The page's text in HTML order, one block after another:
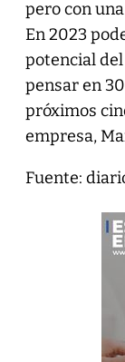
pero con
En 2023
potencial
pensar en
próximos
empresa,
Fuente: